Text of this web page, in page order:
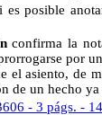
es posible
confirma la
por
el asiento, de
de un hecho
- 3 págs. -